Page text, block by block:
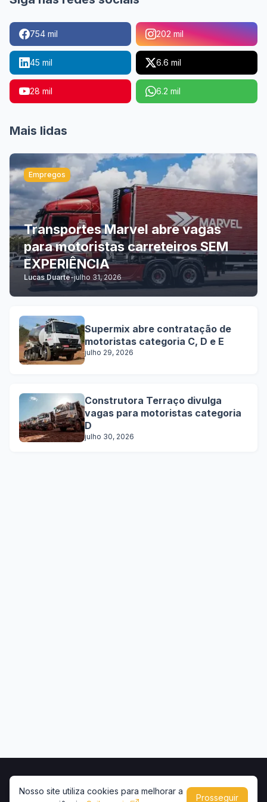
754 mil 202 mil
45 mil 6.6 mil
28 mil 6.2 mil
Mais lidas
Empregos
Transportes Marvel abre vagas
para motoristas carreteiros SEM
EXPERIÊNCIA
Lucas Duarte-julho 31, 2026
Supermix abre contratação de
motoristas categoria C, D e E
julho 29, 2026
Construtora Terraço divulga
vagas para motoristas categoria
D
julho 30, 2026
Nosso site utiliza cookies para melhorar a
Prosseguir